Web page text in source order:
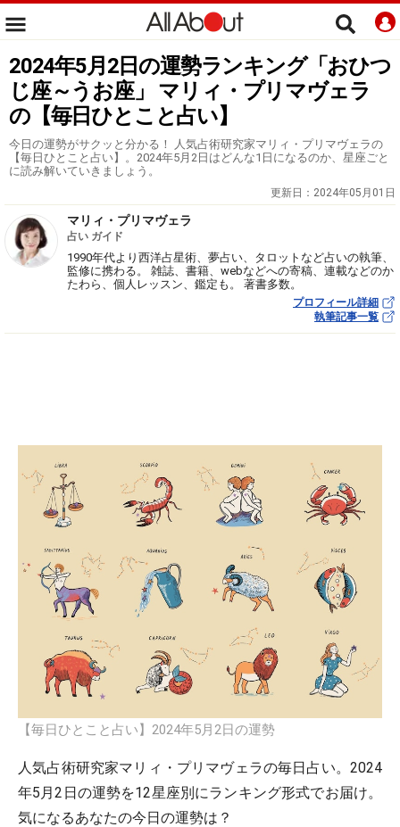
2024年5月2日の運勢ランキング「おひつ
じ座～うお座」 マリィ・プリマヴェラ
の【毎日ひとこと占い】
今日の運勢がサクッと分かる！ 人気占術研究家マリィ・プリマヴェラの
【毎日ひとこと占い】。2024年5月2日はどんな1日になるのか、星座ごと
に読み解いていきましょう。
更新日： 2024年05月01日
マリィ・プリマヴェラ
占い ガイド
1990年代より西洋占星術、夢占い、タロットなど占いの執筆、
監修に携わる。 雑誌、書籍、webなどへの寄稿、連載などのか
たわら、個人レッスン、鑑定も。 著書多数。
プロフィール詳細
執筆記事一覧
【毎日ひとこと占い】2024年5月2日の運勢
人気占術研究家マリィ・プリマヴェラの毎日占い。2024
年5月2日の運勢を12星座別にランキング形式でお届け。
気になるあなたの今日の運勢は？